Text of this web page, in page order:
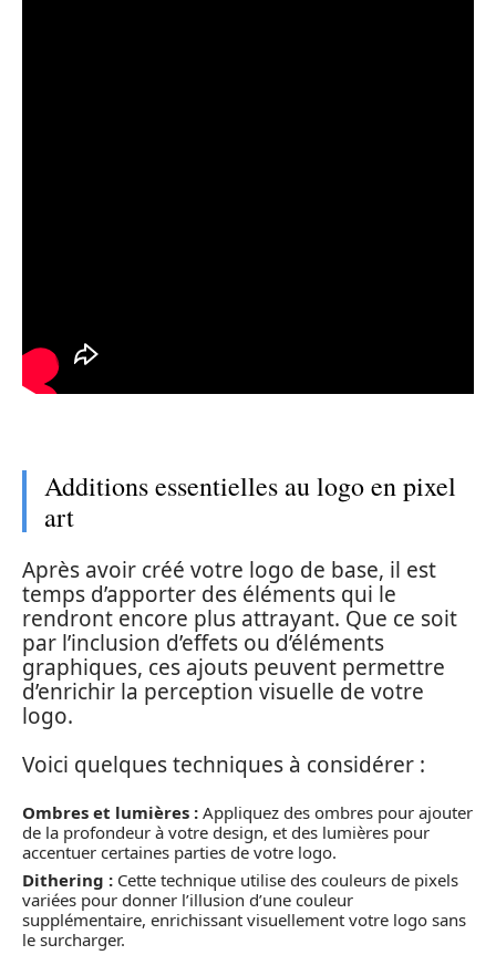
Additions essentielles au logo en pixel
art
Après avoir créé votre logo de base, il est
temps d’apporter des éléments qui le
rendront encore plus attrayant. Que ce soit
par l’inclusion d’effets ou d’éléments
graphiques, ces ajouts peuvent permettre
d’enrichir la perception visuelle de votre
logo.
Voici quelques techniques à considérer :
Ombres et lumières : Appliquez des ombres pour ajouter
de la profondeur à votre design, et des lumières pour
accentuer certaines parties de votre logo.
Dithering : Cette technique utilise des couleurs de pixels
variées pour donner l’illusion d’une couleur
supplémentaire, enrichissant visuellement votre logo sans
le surcharger.